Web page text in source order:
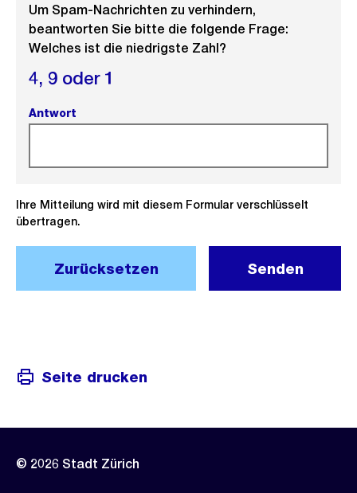
Um Spam-Nachrichten zu verhindern,
beantworten Sie bitte die folgende Frage:
Welches ist die niedrigste Zahl?
4, 9 oder 1
Antwort
Ihre Mitteilung wird mit diesem Formular verschlüsselt
übertragen.
Zurücksetzen Senden
Seite drucken
© 2026 Stadt Zürich